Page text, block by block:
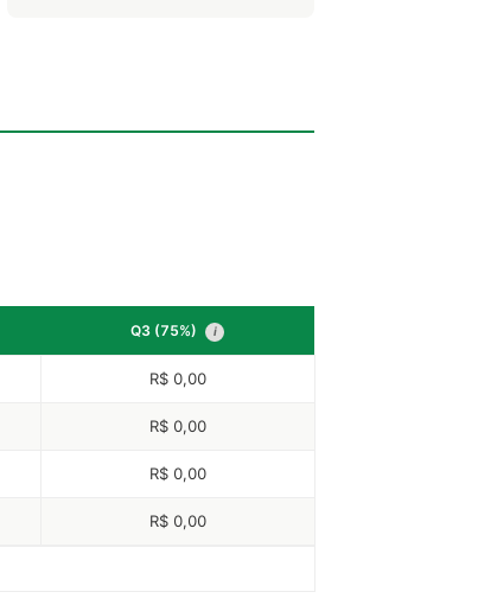
Q3 (75%) i
R$ 0,00
R$ 0,00
R$ 0,00
R$ 0,00